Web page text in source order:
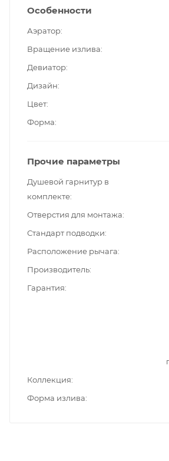
Особенности
Аэратор
Вращение излива
Девиатор
Дизайн
Цвет
Форма
Прочие параметры
Душевой гарнитур в
комплекте
Отверстия для монтажа
Стандарт подводки
Расположение рычага
Производитель
Гарантия
Коллекция
Форма излива